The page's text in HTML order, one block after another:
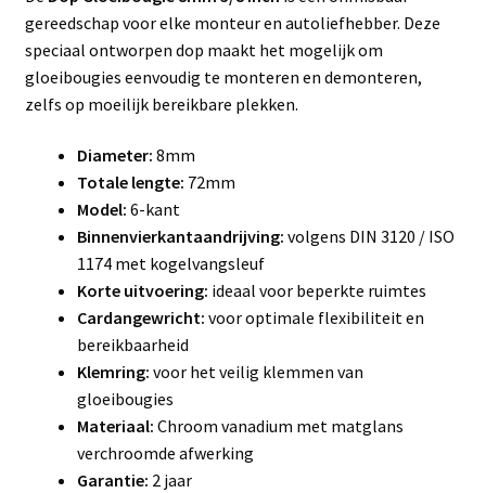
gereedschap voor elke monteur en autoliefhebber. Deze
speciaal ontworpen dop maakt het mogelijk om
gloeibougies eenvoudig te monteren en demonteren,
zelfs op moeilijk bereikbare plekken.
Diameter: 8mm
Totale lengte: 72mm
Model: 6-kant
Binnenvierkantaandrijving: volgens DIN 3120 / ISO
1174 met kogelvangsleuf
Korte uitvoering: ideaal voor beperkte ruimtes
Cardangewricht: voor optimale flexibiliteit en
bereikbaarheid
Klemring: voor het veilig klemmen van
gloeibougies
Materiaal: Chroom vanadium met matglans
verchroomde afwerking
Garantie: 2 jaar